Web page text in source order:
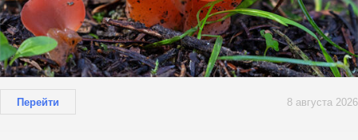
Перейти 8 августа 2026